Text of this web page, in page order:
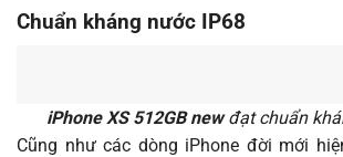
Chuẩn kháng nước IP68
iPhone XS 512GB newđạt chuẩn
Cũng như các dòng iPhone đời mới